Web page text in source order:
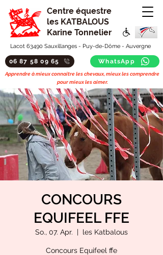
Centre équestre
les KATBALOUS
Karine Tonnelier
Lacot 63490 Sauxillanges - Puy-de-Dôme - Auvergne
06 87 58 09 65 WhatsApp
Apprendre à mieux connaitre les chevaux, mieux les comprendre
pour mieux les aimer.
CONCOURS
EQUIFEEL FFE
So., 07. Apr.
  |
les Katbalous
Concours Equifeel ffe